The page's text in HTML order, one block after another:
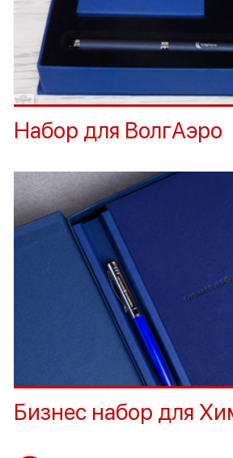
Набор для ВолгАэро
Бизнес набор для